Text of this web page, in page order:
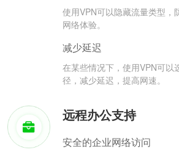
使用VPN可以隐藏流量类型，
网络体验。
减少延迟
在某些情况下，使用VPN可以
径，减少延迟，提高网速。
远程办公支持
安全的企业网络访问